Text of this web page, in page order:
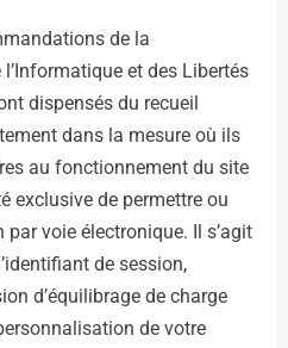
de la
et des Libertés
dispensés du recueil
dans la mesure où ils
au fonctionnement du site
exclusive de permettre ou
voie électronique. Il s’agit
de session,
d’équilibrage de charge
de votre